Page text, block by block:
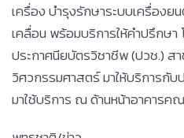
เครื่อง บำรุงรักษาระบบเครื่องย
เคลื่อน พร้อมบริการให้คำปรึกษา
ประกาศนียบัตรวิชาชีพ (ปวช.) ส
วิศวกรรมศาสตร์ มาให้บริการกับ
มาใช้บริการ ณ ด้านหน้าอาคาร